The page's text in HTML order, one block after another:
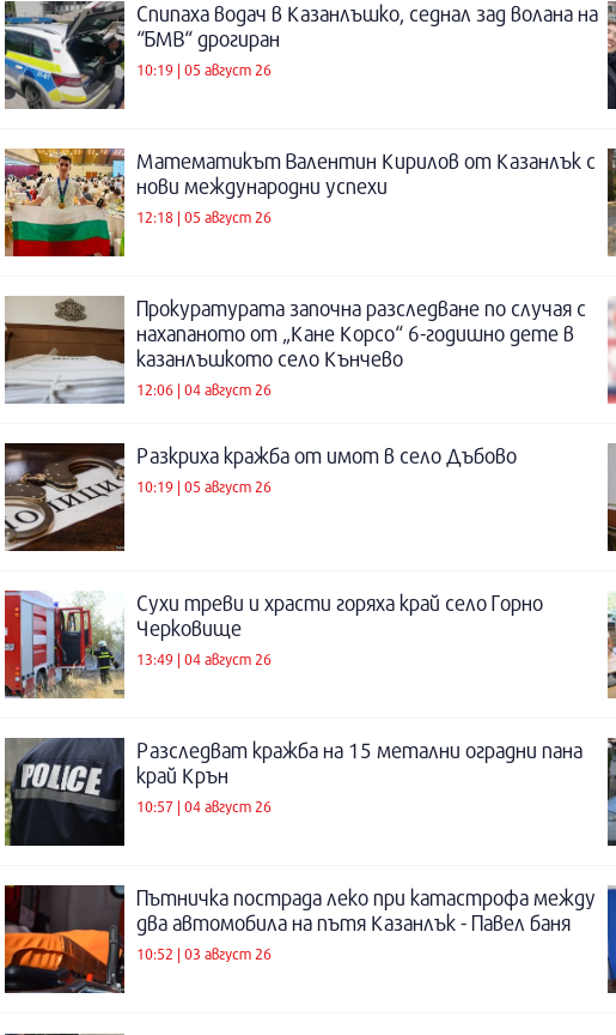
Спипаха водач в Казанлъшко, седнал зад волана на
“БМВ“ дрогиран
10:19 | 05 август 26
Математикът Валентин Кирилов от Казанлък с
нови международни успехи
12:18 | 05 август 26
Прокуратурата започна разследване по случая с
нахапаното от „Кане Корсо“ 6-годишно дете в
казанлъшкото село Кънчево
12:06 | 04 август 26
Разкриха кражба от имот в село Дъбово
10:19 | 05 август 26
Сухи треви и храсти горяха край село Горно
Черковище
13:49 | 04 август 26
Разследват кражба на 15 метални оградни пана
край Крън
10:57 | 04 август 26
Пътничка пострада леко при катастрофа между
два автомобила на пътя Казанлък - Павел баня
10:52 | 03 август 26